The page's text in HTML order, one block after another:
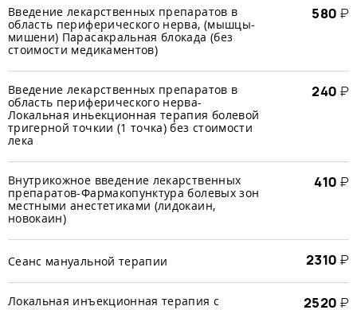
Введение лекарственных препаратов в
область периферического нерва, (мышцы-
мишени) Парасакральная блокада (без
стоимости медикаментов)
580 ₽
Введение лекарственных препаратов в
область периферического нерва-
Локальная иньекционная терапия болевой
тригерной точкии (1 точка) без стоимости
лека
240 ₽
Внутрикожное введение лекарственных
препаратов-Фармакопунктура болевых зон
местными анестетиками (лидокаин,
новокаин)
410 ₽
Сеанс мануальной терапии 2310 ₽
Локальная инъекционная терапия с
2520 ₽